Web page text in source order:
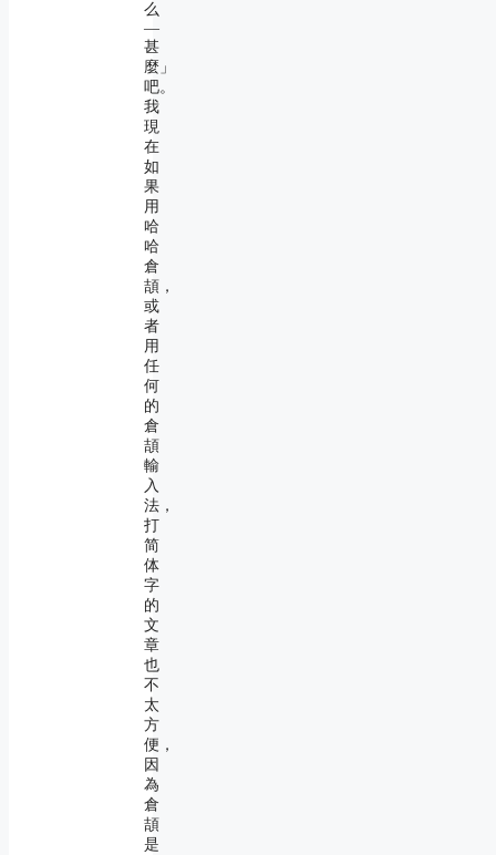
么
―
甚
麼」
吧。
我
現
在
如
果
用
哈
哈
倉
頡，
或
者
用
任
何
的
倉
頡
輸
入
法，
打
简
体
字
的
文
章
也
不
太
方
便，
因
為
倉
頡
是